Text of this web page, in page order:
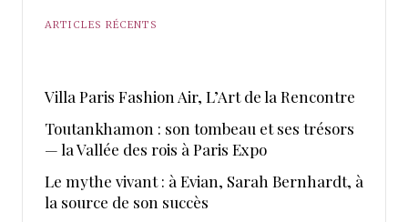
ARTICLES RÉCENTS
​Villa Paris Fashion Air, ​L’Art de la Rencontre
Toutankhamon : son tombeau et ses trésors
— la Vallée des rois à Paris Expo
Le mythe vivant : à Evian, Sarah Bernhardt, à
la source de son succès